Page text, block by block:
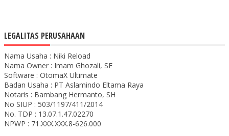
LEGALITAS PERUSAHAAN
Nama Usaha : Niki Reload
Nama Owner : Imam Ghozali, SE
Software : OtomaX Ultimate
Badan Usaha : PT Aslamindo Eltama Raya
Notaris : Bambang Hermanto, SH
No SIUP : 503/1197/411/2014
No. TDP : 13.07.1.47.02270
NPWP : 71.XXX.XXX.8-626.000